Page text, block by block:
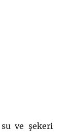
ve şekeri